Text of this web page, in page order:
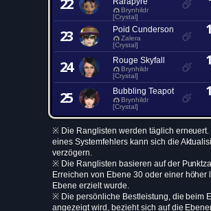
22
Brynhildr
[Crystal]
23 Poid Cunderson
Zalera
[Crystal]
24 Rouge Skyfall
Brynhildr
[Crystal]
25 Bubbling Teapot
Brynhildr
[Crystal]
※ Die Ranglisten werden täglich erneuert.
eines Systemfehlers kann sich die
verzögern.
※ Die Ranglisten basieren auf der
Erreichen von Ebene 30 oder einer höher
Ebene erzielt wurde.
※ Die persönliche Bestleistung, die beim
angezeigt wird, bezieht sich auf die